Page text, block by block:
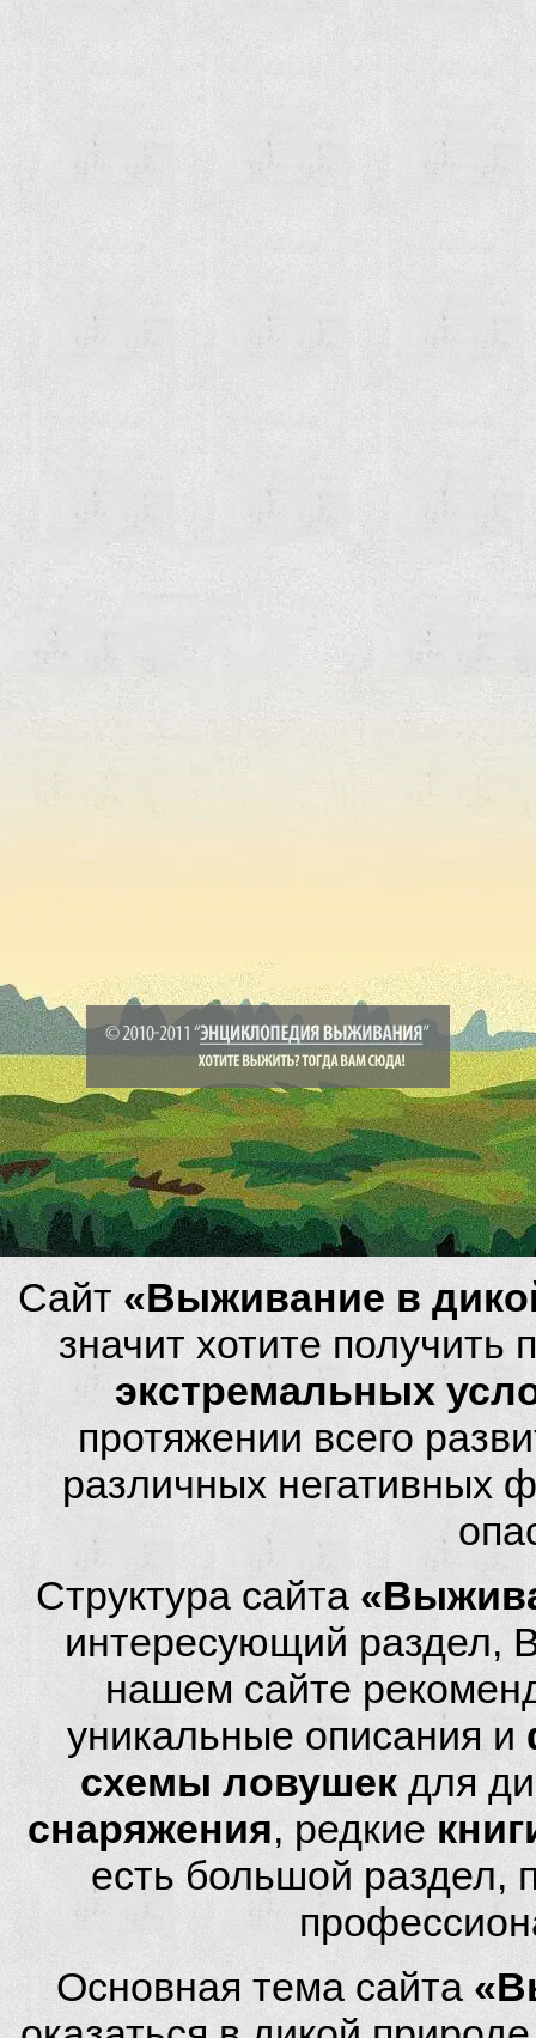
Сайт «Выживание в
значит хотите
экстремальных
протяжении всего
различных негативных
Структура сайта
интересующий раздел,
нашем сайте
уникальные описания и
схемы ловушек для
снаряжения, редкие
есть большой
Основная тема сайта